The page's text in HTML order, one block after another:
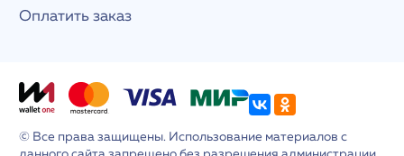
Оплатить заказ
© Все права защищены. Использование материалов с